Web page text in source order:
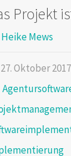
Projekt
Heike Mews
27. Oktober 2017